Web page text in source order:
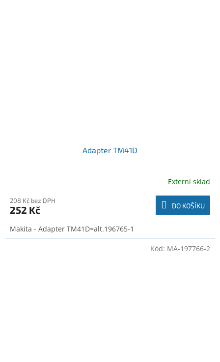
Adapter TM41D
Externí sklad
208 Kč bez DPH
252 Kč DO KOŠÍKU
Makita - Adapter TM41D=alt.196765-1
Kód: MA-197766-2